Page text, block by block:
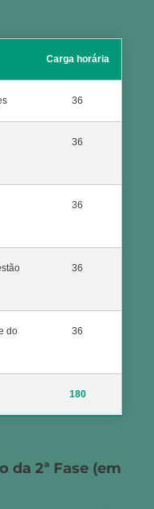
Carga horária
36
36
36
36
do
36
180
2ª Fase (em